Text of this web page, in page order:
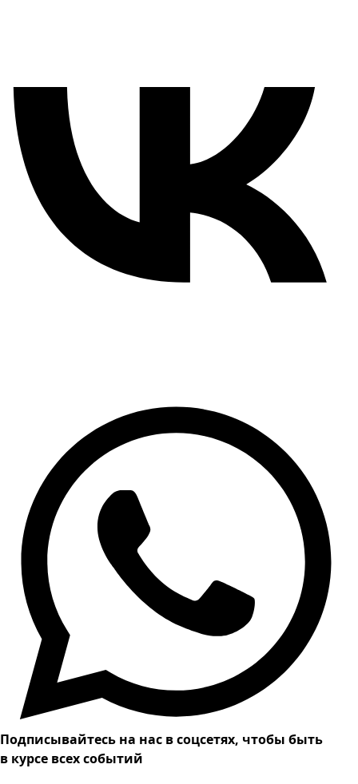
Подписывайтесь на нас в соцсетях, чтобы быть
в курсе всех событий